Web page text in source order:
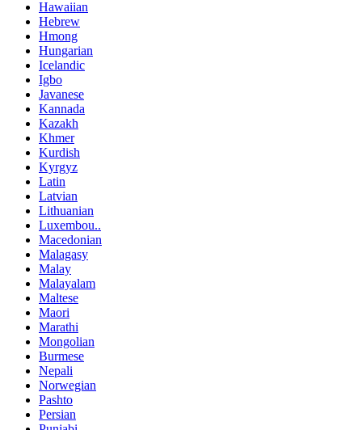
Hawaiian
Hebrew
Hmong
Hungarian
Icelandic
Igbo
Javanese
Kannada
Kazakh
Khmer
Kurdish
Kyrgyz
Latin
Latvian
Lithuanian
Luxembou..
Macedonian
Malagasy
Malay
Malayalam
Maltese
Maori
Marathi
Mongolian
Burmese
Nepali
Norwegian
Pashto
Persian